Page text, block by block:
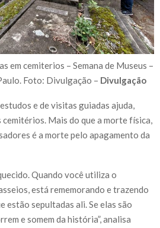
em cemiterios – Semana de Museus –
Foto: Divulgação – Divulgação
e de visitas guiadas ajuda,
cemitérios. Mais do que a morte física,
é a morte pelo apagamento da
Quando você utiliza o
está rememorando e trazendo
estão sepultadas ali. Se elas são
e somem da história”, analisa